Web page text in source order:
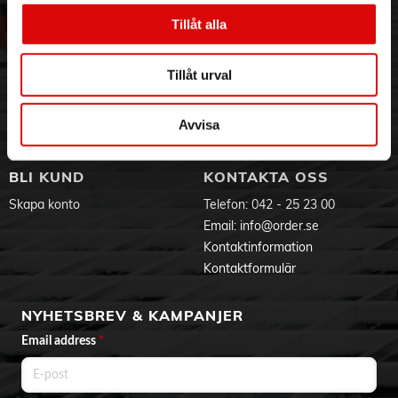
Tillåt alla
Tillåt urval
Avvisa
Hållbarhet
Aktuellt på Order
Service & Support
Ansökan om RMA
Godsefterlysning & Felleverans
Om cookies
BLI KUND
Skapa konto
KONTAKTA OSS
Telefon: 042 - 25 23 00
Email: info@order.se
Kontaktinformation
Kontaktformulär
NYHETSBREV & KAMPANJER
Email address *